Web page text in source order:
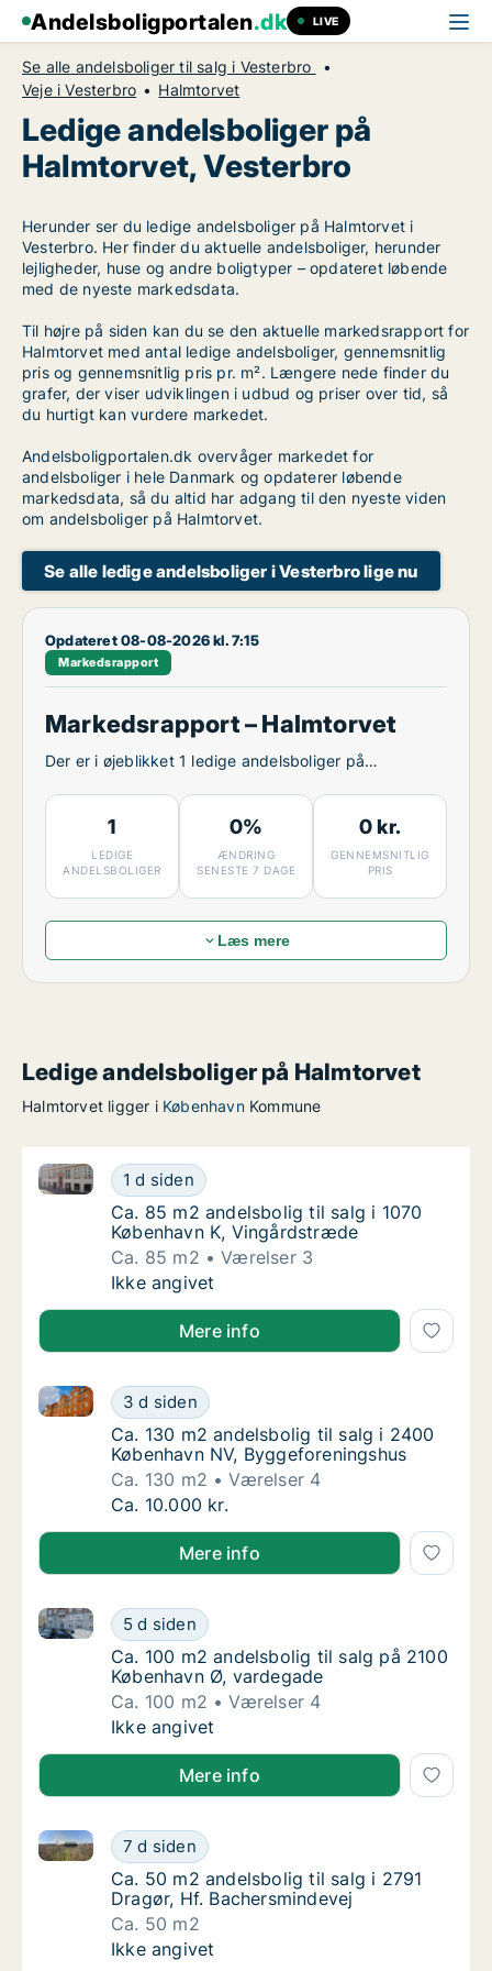
Andelsboligportalen.dk LIVE
Se alle andelsboliger til salg i Vesterbro
Veje i Vesterbro
Halmtorvet
Ledige andelsboliger på
Halmtorvet, Vesterbro
Herunder ser du ledige andelsboliger på Halmtorvet i
Vesterbro. Her finder du aktuelle andelsboliger, herunder
lejligheder, huse og andre boligtyper – opdateret løbende
med de nyeste markedsdata.
Til højre på siden kan du se den aktuelle markedsrapport for
Halmtorvet med antal ledige andelsboliger, gennemsnitlig
pris og gennemsnitlig pris pr. m². Længere nede finder du
grafer, der viser udviklingen i udbud og priser over tid, så
du hurtigt kan vurdere markedet.
Andelsboligportalen.dk overvåger markedet for
andelsboliger i hele Danmark og opdaterer løbende
markedsdata, så du altid har adgang til den nyeste viden
om andelsboliger på Halmtorvet.
Se alle ledige andelsboliger i Vesterbro lige nu
Opdateret 08-08-2026 kl. 7:15
Markedsrapport
Markedsrapport – Halmtorvet
Der er i øjeblikket 1 ledige andelsboliger på
1
LEDIGE
ANDELSBOLIGER
0%
ÆNDRING
SENESTE 7 DAGE
0 kr.
GENNEMSNITLIG
PRIS
Læs mere
Ledige andelsboliger på Halmtorvet
Halmtorvet ligger i KøbenhavnKommune
Ca. 85 m2 andelsbolig til salg i 1070
1 d siden
Ca. 85 m2 andelsbolig til salg i 1070 København K,
Ca. 85 m2 andelsbolig til salg i 1070
Ca. 85 m2 andelsbolig til salg i 1070
København K, Vingårdstræde
Ca. 85 m2
Værelser 3
Ca. 85 m2 andelsbolig til salg i 1070
Ikke angivet
Mere info
Ca. 130 m2 andelsbolig til salg i 2400
3 d siden
Ca. 130 m2 andelsbolig til salg i 2400 København
Ca. 130 m2 andelsbolig til salg i 2400
Ca. 130 m2 andelsbolig til salg i 2400
København NV, Byggeforeningshus
Ca. 130 m2
Værelser 4
Ca. 130 m2 andelsbolig til salg i 2400
Ca. 10.000 kr.
Mere info
Ca. 100 m2 andelsbolig til salg på 2100
5 d siden
Ca. 100 m2 andelsbolig til salg på 2100 København
Ca. 100 m2 andelsbolig til salg på 2100
Ca. 100 m2 andelsbolig til salg på 2100
København Ø, vardegade
Ca. 100 m2
Værelser 4
Ca. 100 m2 andelsbolig til salg på 2100
Ikke angivet
Mere info
Ca. 50 m2 andelsbolig til salg i 2791
7 d siden
Ca. 50 m2 andelsbolig til salg i 2791 Dragør, Hf.
Ca. 50 m2 andelsbolig til salg i 2791
Ca. 50 m2 andelsbolig til salg i 2791
Dragør, Hf. Bachersmindevej
Ca. 50 m2
Ca. 50 m2 andelsbolig til salg i 2791
Ikke angivet